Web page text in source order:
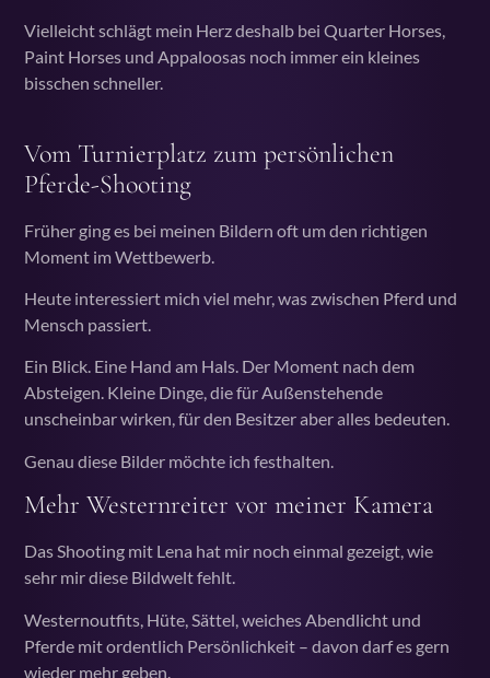
Vielleicht schlägt mein Herz deshalb bei Quarter Horses,
Paint Horses und Appaloosas noch immer ein kleines
bisschen schneller.
Vom Turnierplatz zum persönlichen
Pferde-Shooting
Früher ging es bei meinen Bildern oft um den richtigen
Moment im Wettbewerb.
Heute interessiert mich viel mehr, was zwischen Pferd und
Mensch passiert.
Ein Blick. Eine Hand am Hals. Der Moment nach dem
Absteigen. Kleine Dinge, die für Außenstehende
unscheinbar wirken, für den Besitzer aber alles bedeuten.
Genau diese Bilder möchte ich festhalten.
Mehr Westernreiter vor meiner Kamera
Das Shooting mit Lena hat mir noch einmal gezeigt, wie
sehr mir diese Bildwelt fehlt.
Westernoutfits, Hüte, Sättel, weiches Abendlicht und
Pferde mit ordentlich Persönlichkeit – davon darf es gern
wieder mehr geben.